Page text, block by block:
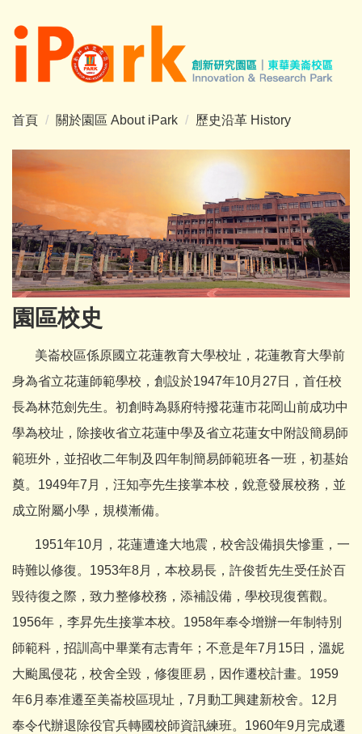
到
區
首頁 關於園區 About iPark 歷史沿革 History
園區校史
美崙校區係原國立花蓮教育大學校址，花蓮教育大學前
身為省立花蓮師範學校，創設於1947年10月27日，首任校
長為林范劍先生。初創時為縣府特撥花蓮市花岡山前成功中
學為校址，除接收省立花蓮中學及省立花蓮女中附設簡易師
範班外，並招收二年制及四年制簡易師範班各一班，初基始
奠。1949年7月，汪知亭先生接掌本校，銳意發展校務，並
成立附屬小學，規模漸備。
1951年10月，花蓮遭逢大地震，校舍設備損失慘重，一
時難以修復。1953年8月，本校易長，許俊哲先生受任於百
毀待復之際，致力整修校務，添補設備，學校現復舊觀。
1956年，李昇先生接掌本校。1958年奉令增辦一年制特別
師範科，招訓高中畢業有志青年；不意是年7月15日，溫妮
大颱風侵花，校舍全毀，修復匪易，因作遷校計畫。1959
年6月奉准遷至美崙校區現址，7月動工興建新校舍。12月
奉令代辦退除役官兵轉國校師資訊練班。1960年9月完成遷